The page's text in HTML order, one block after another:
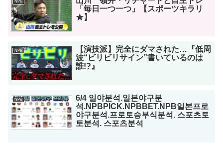
NPB
「毎日一つ一つ」【スポーツキラリ
★】
NPB
【演技派】完全にダマされた…『低周
波“ビリビリサイン”書いているのは
誰!?』
NPB
6/4 일야분석.일본야구분
석.NPBPICK.NPBBET.NPB일본프로
야구분석.프로토승부식분석. 스포츠토
토분석. 스포츠분석